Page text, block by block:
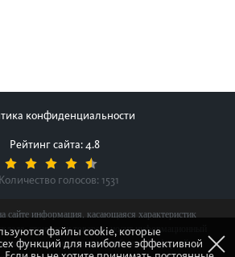
конфиденциальности
Рейтинг сайта: 4.8
Количество голосов: 1531
сайте информация, касающаяся характеристик
стоимости товаров, носит информационный
условиях не является публичной офертой,
файлы cookie, которые
функций для наиболее эффективной